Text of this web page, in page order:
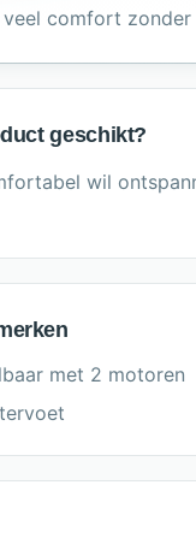
comfort
geschikt?
wil
met 2 motoren